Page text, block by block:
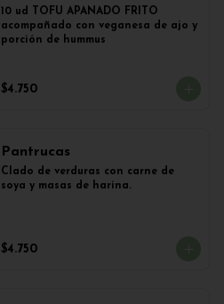
10 ud TOFU APANADO FRITO
acompañado con veganesa de ajo y
porción de hummus
$4.750
Pantrucas
Clado de verduras con carne de
soya y masas de harina.
$4.750